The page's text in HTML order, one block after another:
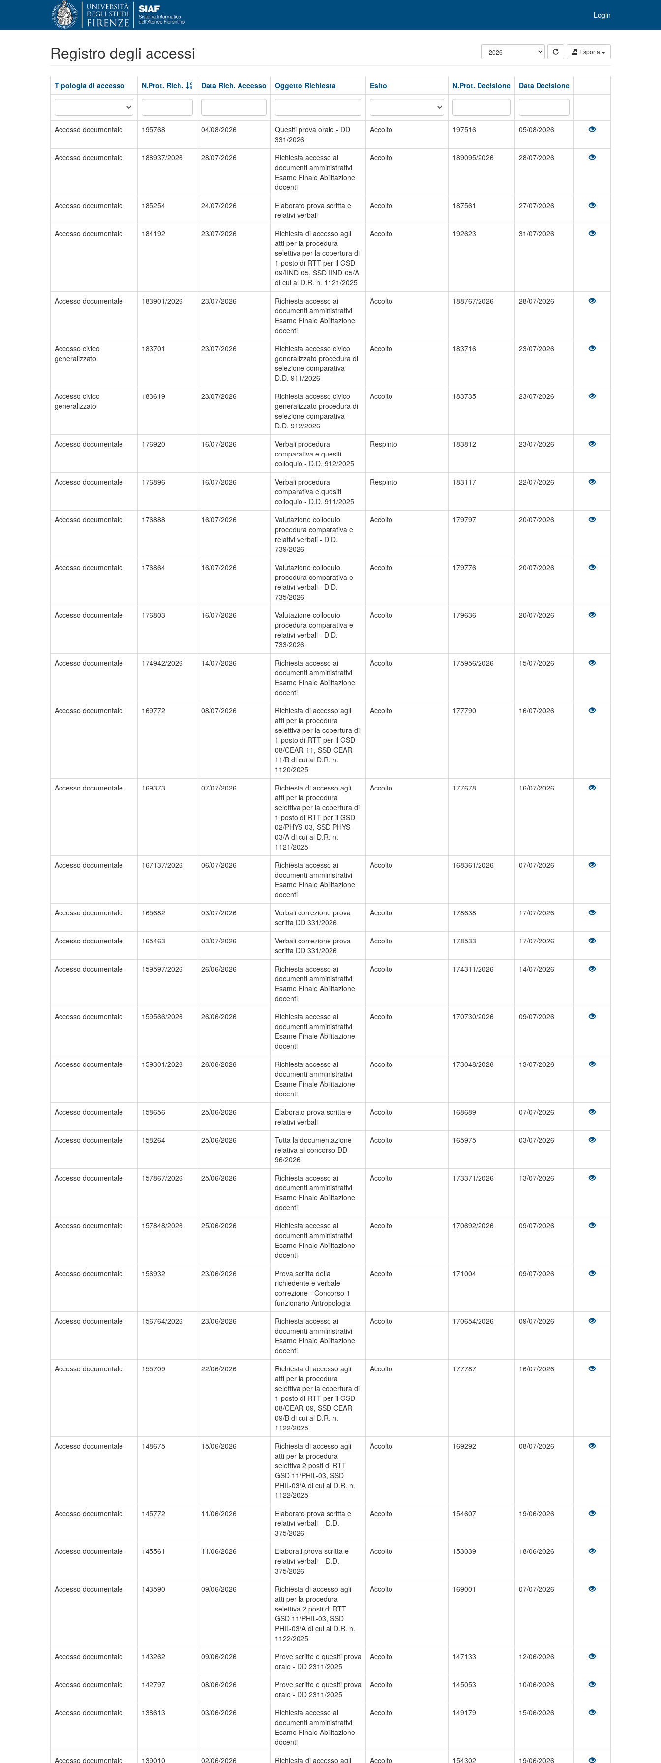
Login
Esporta
Registro degli accessi
Tipologia di accesso N.Prot. Rich. Data Rich. Accesso Oggetto Richiesta Esito N.Prot. Decisione Data Decisione
Accesso documentale 195768 04/08/2026
Quesiti prova orale - DD
331/2026
Accolto 197516 05/08/2026
Accesso documentale 188937/2026 28/07/2026
Richiesta accesso ai
documenti amministrativi
Esame Finale Abilitazione
docenti
Accolto 189095/2026 28/07/2026
Accesso documentale 185254 24/07/2026
Elaborato prova scritta e
relativi verbali
Accolto 187561 27/07/2026
Accesso documentale 184192 23/07/2026
Richiesta di accesso agli
atti per la procedura
selettiva per la copertura di
1 posto di RTT per il GSD
09/IIND-05, SSD IIND-05/A
di cui al D.R. n. 1121/2025
Accolto 192623 31/07/2026
Accesso documentale 183901/2026 23/07/2026
Richiesta accesso ai
documenti amministrativi
Esame Finale Abilitazione
docenti
Accolto 188767/2026 28/07/2026
Accesso civico
generalizzato
183701 23/07/2026
Richiesta accesso civico
generalizzato procedura di
selezione comparativa -
D.D. 911/2026
Accolto 183716 23/07/2026
Accesso civico
generalizzato
183619 23/07/2026
Richiesta accesso civico
generalizzato procedura di
selezione comparativa -
D.D. 912/2026
Accolto 183735 23/07/2026
Accesso documentale 176920 16/07/2026
Verbali procedura
comparativa e quesiti
colloquio - D.D. 912/2025
Respinto 183812 23/07/2026
Accesso documentale 176896 16/07/2026
Verbali procedura
comparativa e quesiti
colloquio - D.D. 911/2025
Respinto 183117 22/07/2026
Accesso documentale 176888 16/07/2026
Valutazione colloquio
procedura comparativa e
relativi verbali - D.D.
739/2026
Accolto 179797 20/07/2026
Accesso documentale 176864 16/07/2026
Valutazione colloquio
procedura comparativa e
relativi verbali - D.D.
735/2026
Accolto 179776 20/07/2026
Accesso documentale 176803 16/07/2026
Valutazione colloquio
procedura comparativa e
relativi verbali - D.D.
733/2026
Accolto 179636 20/07/2026
Accesso documentale 174942/2026 14/07/2026
Richiesta accesso ai
documenti amministrativi
Esame Finale Abilitazione
docenti
Accolto 175956/2026 15/07/2026
Accesso documentale 169772 08/07/2026
Richiesta di accesso agli
atti per la procedura
selettiva per la copertura di
1 posto di RTT per il GSD
08/CEAR-11, SSD CEAR-
11/B di cui al D.R. n.
1120/2025
Accolto 177790 16/07/2026
Accesso documentale 169373 07/07/2026
Richiesta di accesso agli
atti per la procedura
selettiva per la copertura di
1 posto di RTT per il GSD
02/PHYS-03, SSD PHYS-
03/A di cui al D.R. n.
1121/2025
Accolto 177678 16/07/2026
Accesso documentale 167137/2026 06/07/2026
Richiesta accesso ai
documenti amministrativi
Esame Finale Abilitazione
docenti
Accolto 168361/2026 07/07/2026
Accesso documentale 165682 03/07/2026
Verbali correzione prova
scritta DD 331/2026
Accolto 178638 17/07/2026
Accesso documentale 165463 03/07/2026
Verbali correzione prova
scritta DD 331/2026
Accolto 178533 17/07/2026
Accesso documentale 159597/2026 26/06/2026
Richiesta accesso ai
documenti amministrativi
Esame Finale Abilitazione
docenti
Accolto 174311/2026 14/07/2026
Accesso documentale 159566/2026 26/06/2026
Richiesta accesso ai
documenti amministrativi
Esame Finale Abilitazione
docenti
Accolto 170730/2026 09/07/2026
Accesso documentale 159301/2026 26/06/2026
Richiesta accesso ai
documenti amministrativi
Esame Finale Abilitazione
docenti
Accolto 173048/2026 13/07/2026
Accesso documentale 158656 25/06/2026
Elaborato prova scritta e
relativi verbali
Accolto 168689 07/07/2026
Accesso documentale 158264 25/06/2026
Tutta la documentazione
relativa al concorso DD
96/2026
Accolto 165975 03/07/2026
Accesso documentale 157867/2026 25/06/2026
Richiesta accesso ai
documenti amministrativi
Esame Finale Abilitazione
docenti
Accolto 173371/2026 13/07/2026
Accesso documentale 157848/2026 25/06/2026
Richiesta accesso ai
documenti amministrativi
Esame Finale Abilitazione
docenti
Accolto 170692/2026 09/07/2026
Accesso documentale 156932 23/06/2026
Prova scritta della
richiedente e verbale
correzione - Concorso 1
funzionario Antropologia
Accolto 171004 09/07/2026
Accesso documentale 156764/2026 23/06/2026
Richiesta accesso ai
documenti amministrativi
Esame Finale Abilitazione
docenti
Accolto 170654/2026 09/07/2026
Accesso documentale 155709 22/06/2026
Richiesta di accesso agli
atti per la procedura
selettiva per la copertura di
1 posto di RTT per il GSD
08/CEAR-09, SSD CEAR-
09/B di cui al D.R. n.
1122/2025
Accolto 177787 16/07/2026
Accesso documentale 148675 15/06/2026
Richiesta di accesso agli
atti per la procedura
selettiva 2 posti di RTT
GSD 11/PHIL-03, SSD
PHIL-03/A di cui al D.R. n.
1122/2025
Accolto 169292 08/07/2026
Accesso documentale 145772 11/06/2026
Elaborato prova scritta e
relativi verbali _ D.D.
375/2026
Accolto 154607 19/06/2026
Accesso documentale 145561 11/06/2026
Elaborati prova scritta e
relativi verbali _ D.D.
375/2026
Accolto 153039 18/06/2026
Accesso documentale 143590 09/06/2026
Richiesta di accesso agli
atti per la procedura
selettiva 2 posti di RTT
GSD 11/PHIL-03, SSD
PHIL-03/A di cui al D.R. n.
1122/2025
Accolto 169001 07/07/2026
Accesso documentale 143262 09/06/2026
Prove scritte e quesiti prova
orale - DD 2311/2025
Accolto 147133 12/06/2026
Accesso documentale 142797 08/06/2026
Prove scritte e quesiti prova
orale - DD 2311/2025
Accolto 145053 10/06/2026
Accesso documentale 138613 03/06/2026
Richiesta accesso ai
documenti amministrativi
Esame Finale Abilitazione
docenti
Accolto 149179 15/06/2026
Accesso documentale 139010 02/06/2026 Richiesta di accesso agli Accolto 154302 19/06/2026